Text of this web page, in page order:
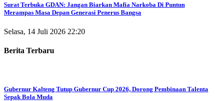
Surat Terbuka GDAN: Jangan Biarkan Mafia Narkoba Di Puntun
Merampas Masa Depan Generasi Penerus Bangsa
Selasa, 14 Juli 2026 22:20
Berita Terbaru
Gubernur Kalteng Tutup Gubernur Cup 2026, Dorong Pembinaan Talenta
Sepak Bola Muda